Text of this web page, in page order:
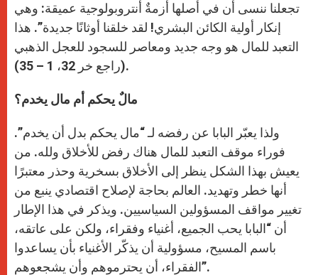
تجعلنا ننسى أن في أصلها أزمةٌ أنتروبولوجية عميقة: وهي
إنكار أولية الكائن البشري! لقد خلقنا أوثانًا جديدة”. هذا
التعبد للمال هو وجه جديد ومعاصر للسجود للعجل الذهبي
(راجع خر 32، 1 – 35).
مالٌ يحكم أم مال يخدم؟
ولذا يعبّر البابا عن رفضه لـ “مال يحكم بدل أن يخدم”.
فوراء موقف التعبد للمال هناك رفض للأخلاق ولله. من
يعيش بهذا الشكل ينظر إلى الأخلاق بسخرية وحذر معتبرًا
أنها خطر وتهديد. العالم بحاجة لإصلاح اقتصادي ينبع من
تغيير مواقف المسؤولين السياسيين. ويذكر في هذا الإطار
أن “البابا يحب الجميع، أغنياء وفقراء، ولكن على عاتقه،
باسم المسيح، مسؤولية أن يذكّر الأغنياء بأن يساعدوا
الفقراء، أن يحترموهم وأن يشجعوهم”.